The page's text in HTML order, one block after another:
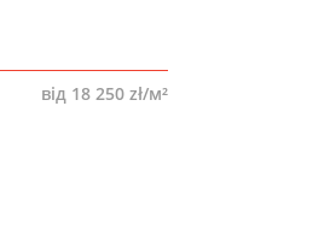
від 18 250 zł/м²